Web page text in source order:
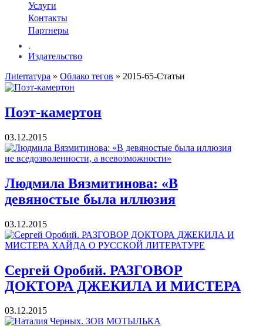
Услуги
Контакты
Партнеры
.
Издательство
Лиterraтура » Облако тегов » 2015-65-Статьи
Поэт-камертон
03.12.2015
Людмила Вязмитинова: «В
девяностые была иллюзия
03.12.2015
Сергей Оробий. РАЗГОВОР
ДОКТОРА ДЖЕКИЛА И МИСТЕРА
03.12.2015